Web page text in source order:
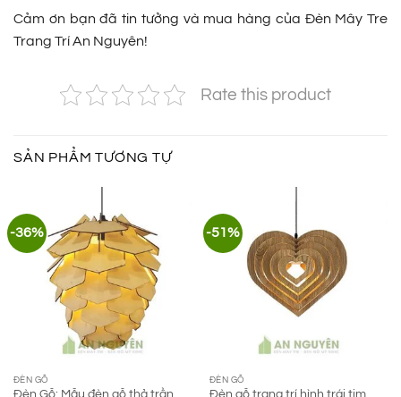
Cảm ơn bạn đã tin tưởng và mua hàng của Đèn Mây Tre
Trang Trí An Nguyên!
Rate this product
SẢN PHẨM TƯƠNG TỰ
-36%
ĐÈN GỖ
-51%
ĐÈN GỖ